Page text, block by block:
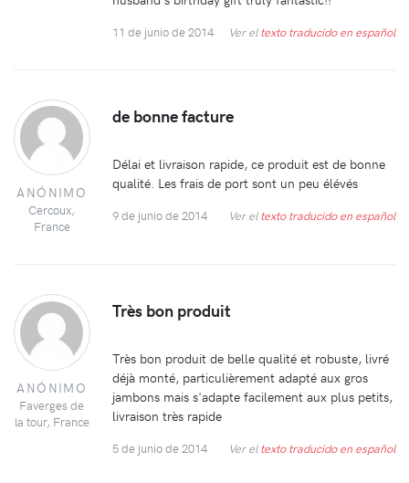
11 de junio de 2014 Ver eltexto traducido en español
ANÓNIMO
Cercoux,
France
de bonne facture
Délai et livraison rapide, ce produit est de bonne
qualité. Les frais de port sont un peu élévés
9 de junio de 2014 Ver eltexto traducido en español
ANÓNIMO
Faverges de
la tour, France
Très bon produit
Très bon produit de belle qualité et robuste, livré
déjà monté, particulièrement adapté aux gros
jambons mais s'adapte facilement aux plus petits,
livraison très rapide
5 de junio de 2014 Ver eltexto traducido en español